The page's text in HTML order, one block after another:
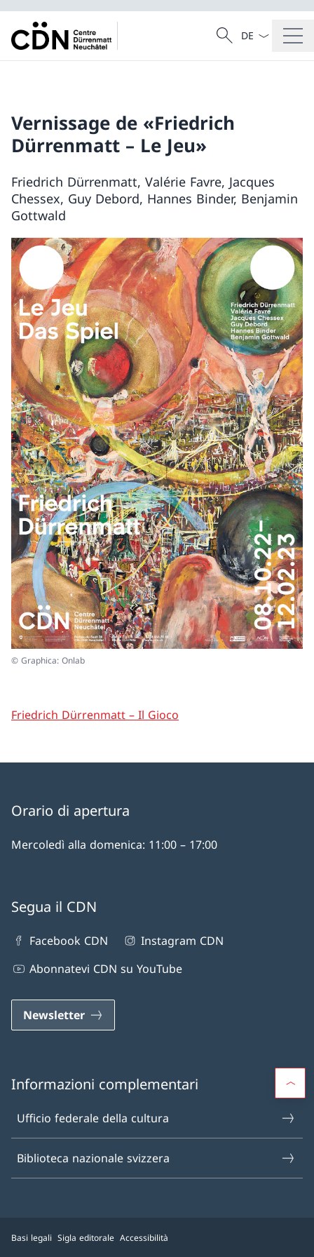
Cercare
Ricerca
Dal menu a
Vernissage de «Friedrich
Dürrenmatt – Le Jeu»
Friedrich Dürrenmatt, Valérie Favre, Jacques
Chessex, Guy Debord, Hannes Binder, Benjamin
Gottwald
© Graphica: Onlab
Friedrich Dürrenmatt – Il Gioco
Orario di apertura
Mercoledì alla domenica: 11:00 – 17:00
Segua il CDN
Facebook CDN
Instagram CDN
Abonnatevi CDN su YouTube
Newsletter
Informazioni complementari
Ufficio federale della cultura
Biblioteca nazionale svizzera
Basi legali Sigla editorale Accessibilità